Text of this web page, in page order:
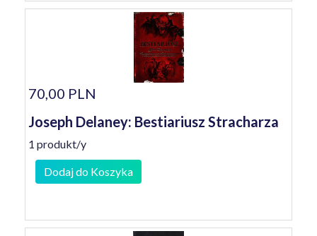
70,00 PLN
Joseph Delaney: Bestiariusz Stracharza
1 produkt/y
Dodaj do Koszyka